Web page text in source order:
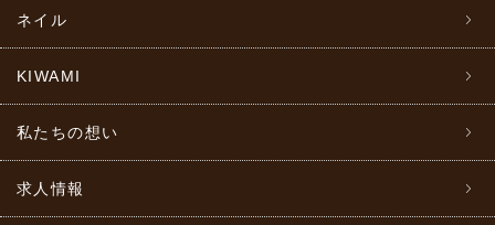
ネイル
KIWAMI
私たちの想い
求人情報